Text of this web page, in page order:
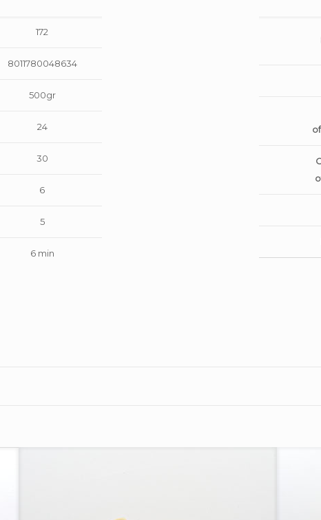
172
8011780048634
500gr
24
30
6
5
6 min